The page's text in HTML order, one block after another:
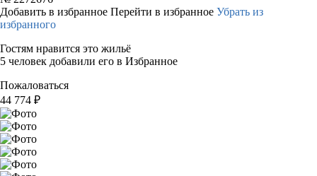
Добавить в избранное Перейти в избранное Убрать из
избранного
Гостям нравится это жильё
5 человек добавили его в Избранное
Пожаловаться
44 774 ₽